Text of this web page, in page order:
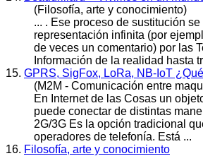
(Filosofía, arte y conocimiento)
... . Ese proceso de sustitución
representación infinita (por
de veces un comentario) por las
Información de la realidad hasta
15. GPRS, SigFox, LoRa, NB-IoT
(M2M - Comunicación entre
En Internet de las Cosas un
puede conectar de distintas
2G/3G Es la opción tradicional
operadores de telefonía. Está ...
16. Filosofía, arte y conocimiento